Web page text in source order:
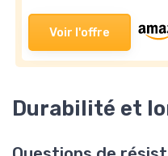
Voir l'offre
Durabilité et